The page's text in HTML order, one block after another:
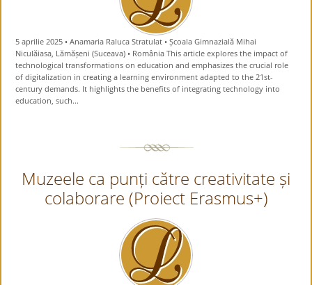
5 aprilie 2025 • Anamaria Raluca Stratulat • Școala Gimnazială Mihai
Niculăiasa, Lămășeni (Suceava) • România This article explores the impact of
technological transformations on education and emphasizes the crucial role
of digitalization in creating a learning environment adapted to the 21st-
century demands. It highlights the benefits of integrating technology into
education, such...
Muzeele ca punți către creativitate și
colaborare (Proiect Erasmus+)